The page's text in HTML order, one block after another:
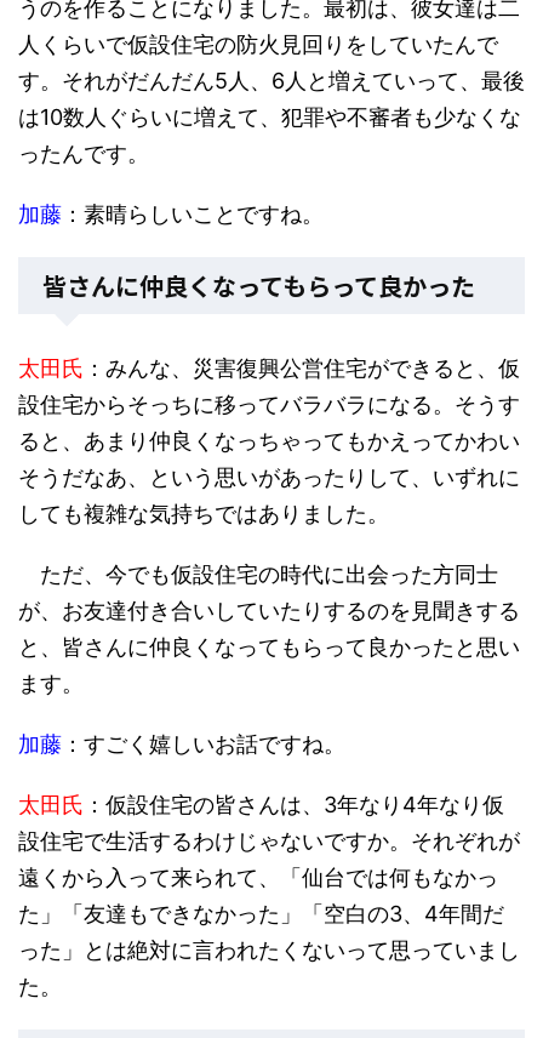
うのを作ることになりました。最初は、彼女達は二
人くらいで仮設住宅の防火見回りをしていたんで
す。それがだんだん5人、6人と増えていって、最後
は10数人ぐらいに増えて、犯罪や不審者も少なくな
ったんです。
加藤 ：素晴らしいことですね。
皆さんに仲良くなってもらって良かった
太田氏 ：みんな、災害復興公営住宅ができると、仮
設住宅からそっちに移ってバラバラになる。そうす
ると、あまり仲良くなっちゃってもかえってかわい
そうだなあ、という思いがあったりして、いずれに
しても複雑な気持ちではありました。
ただ、今でも仮設住宅の時代に出会った方同士
が、お友達付き合いしていたりするのを見聞きする
と、皆さんに仲良くなってもらって良かったと思い
ます。
加藤 ：すごく嬉しいお話ですね。
太田氏 ：仮設住宅の皆さんは、3年なり4年なり仮
設住宅で生活するわけじゃないですか。それぞれが
遠くから入って来られて、「仙台では何もなかっ
た」「友達もできなかった」「空白の3、4年間だ
った」とは絶対に言われたくないって思っていまし
た。